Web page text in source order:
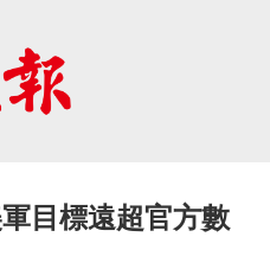
目標遠超官方數